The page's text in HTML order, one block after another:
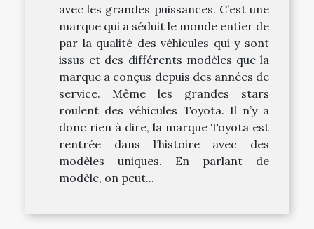
avec les grandes puissances. C’est une
marque qui a séduit le monde entier de
par la qualité des véhicules qui y sont
issus et des différents modèles que la
marque a conçus depuis des années de
service. Même les grandes stars
roulent des véhicules Toyota. Il n’y a
donc rien à dire, la marque Toyota est
rentrée dans l’histoire avec des
modèles uniques. En parlant de
modèle, on peut...